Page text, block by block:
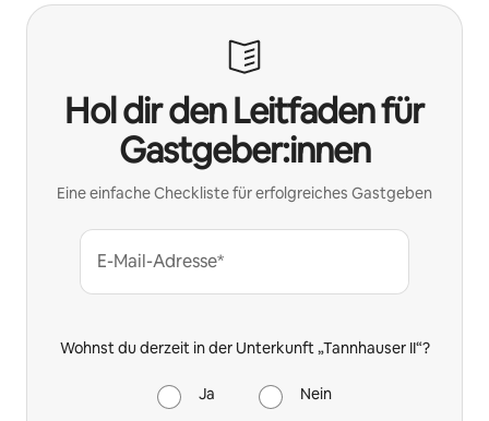
Hol dir den Leitfaden für
Gastgeber:innen
Eine einfache Checkliste für erfolgreiches Gastgeben
E-Mail-Adresse*
Wohnst du derzeit in der Unterkunft „Tannhauser II“?
Ja Nein